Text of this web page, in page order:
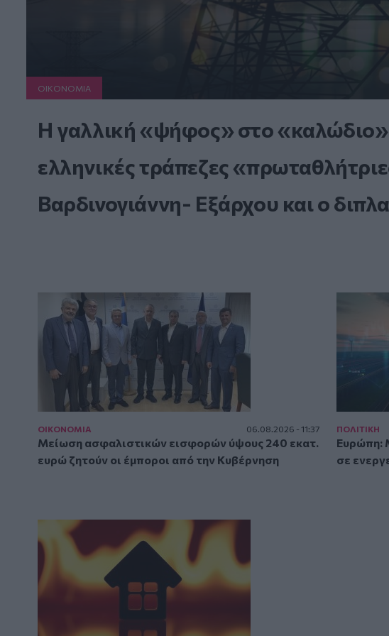
ΟΙΚΟΝΟΜΙΑ
Η γαλλική «ψήφος» στο «καλώδιο»
ελληνικές τράπεζες
Βαρδινογιάννη- Εξάρχου και ο
ΟΙΚΟΝΟΜΙΑ 06.08.2026 - 11:37
Μείωση ασφαλιστικών εισφορών ύψους 240 εκατ.
ευρώ ζητούν οι έμποροι από την Κυβέρνηση
ΠΟΛΙΤΙΚΗ
Ευρώπη:
σε